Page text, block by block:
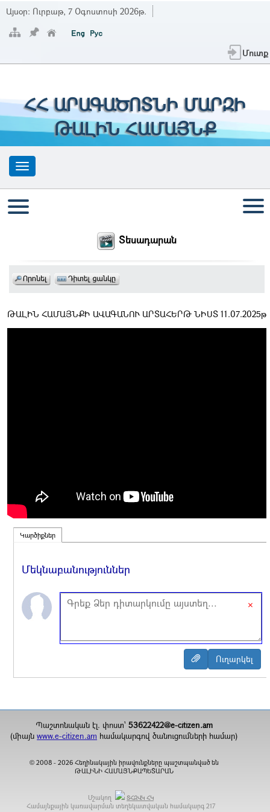
Այսօր: Ուրբաթ, 7 Օգոստոսի 2026թ.
Մուտք
ՀՀ ԱՐԱԳԱԾՈՏՆԻ ՄԱՐԶԻ
ԹԱԼԻՆ ՀԱՄԱՅՆՔ
Տեսադարան
ԹԱԼԻՆ ՀԱՄԱՅՆՔԻ ԱՎԱԳԱՆՈՒ ԱՐՏԱՀԵՐԹ ՆԻՍՏ 11.07.2025թ
Կարծիքներ
Մեկնաբանություններ
×
Պաշտոնական էլ. փոստ` 53622422@e-citizen.am
(միայնwww.e-citizen.am համակարգով ծանուցումների համար)
©2008 - 2026 Հեղինակային իրավունքները պաշտպանված են
ԹԱԼԻՆԻ ՀԱՄԱՅՆՔԱՊԵՏԱՐԱՆ
Մշակող ՏՀԶՎԿ ՀԿ
Համայնքային կառավարման տեղեկատվական համակարգ 217